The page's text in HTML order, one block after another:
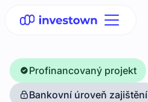
Profinancovaný projekt
Bankovní úroveň zajištění